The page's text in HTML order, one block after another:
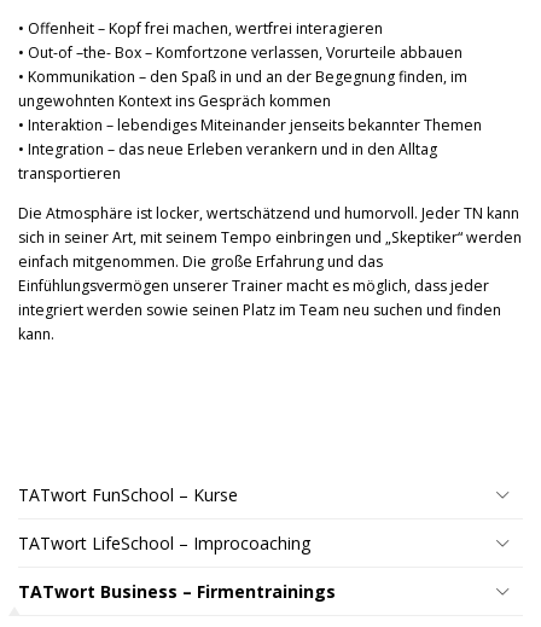
• Offenheit – Kopf frei machen, wertfrei interagieren
• Out-of –the- Box – Komfortzone verlassen, Vorurteile abbauen
• Kommunikation – den Spaß in und an der Begegnung finden, im
ungewohnten Kontext ins Gespräch kommen
• Interaktion – lebendiges Miteinander jenseits bekannter Themen
• Integration – das neue Erleben verankern und in den Alltag
transportieren
Die Atmosphäre ist locker, wertschätzend und humorvoll. Jeder TN kann
sich in seiner Art, mit seinem Tempo einbringen und „Skeptiker“ werden
einfach mitgenommen. Die große Erfahrung und das
Einfühlungsvermögen unserer Trainer macht es möglich, dass jeder
integriert werden sowie seinen Platz im Team neu suchen und finden
kann.
TATwort FunSchool – Kurse
TATwort LifeSchool – Improcoaching
TATwort Business – Firmentrainings